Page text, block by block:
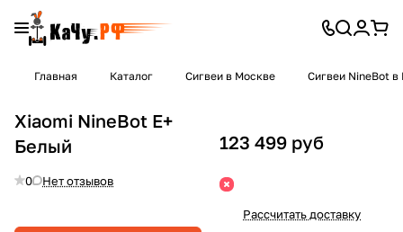
Главная Каталог Сигвеи в Москве Сигвеи NineBot в
Xiaomi NineBot E+
Белый
0 Нет отзывов
123 499 руб
Рассчитать доставку